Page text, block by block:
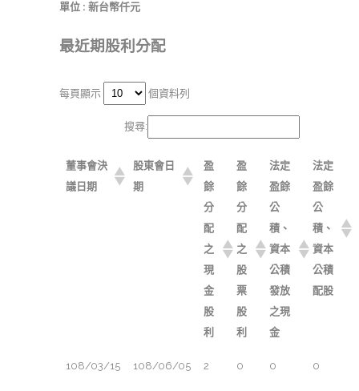
單位 : 新台幣仟元
最近期股利分配
每頁顯示 個資料列
搜尋:
董事會決
議日期
股東會日
期
盈
餘
分
配
之
現
金
股
利
盈
餘
分
配
之
股
票
股
利
法定
盈餘
公
積、
資本
公積
發放
之現
金
法定
盈餘
公
積、
資本
公積
配股
108/03/15 108/06/05 2 0 0 0